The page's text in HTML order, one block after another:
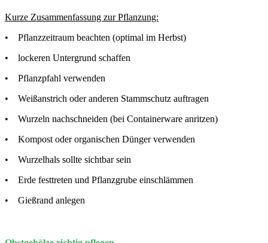
Kurze Zusammenfassung zur Pflanzung:
• Pflanzzeitraum beachten (optimal im Herbst)
• lockeren Untergrund schaffen
• Pflanzpfahl verwenden
• Weißanstrich oder anderen Stammschutz auftragen
• Wurzeln nachschneiden (bei Containerware anritzen)
• Kompost oder organischen Dünger verwenden
• Wurzelhals sollte sichtbar sein
• Erde festtreten und Pflanzgrube einschlämmen
• Gießrand anlegen